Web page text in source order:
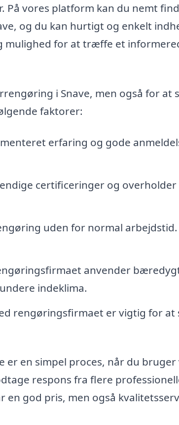
På vores platform kan du nemt
og du kan hurtigt og enkelt
mulighed for at træffe et
i Snave, men også for at
faktorer:
erfaring og gode
certificeringer og overholder
uden for normal
anvender
indeklima.
rengøringsfirmaet er vigtig for at
en simpel proces, når du bruger
respons fra flere
god pris, men også